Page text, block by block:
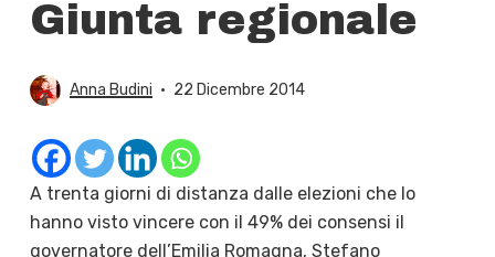
Giunta regionale
Anna Budini 22 Dicembre 2014
A trenta giorni di distanza dalle elezioni che lo
hanno visto vincere con il 49% dei consensi il
governatore dell’Emilia Romagna, Stefano